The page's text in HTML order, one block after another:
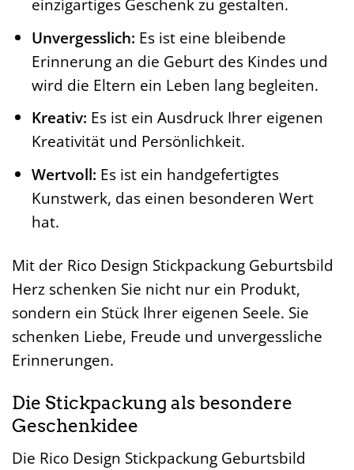
einzigartiges Geschenk zu gestalten.
Unvergesslich: Es ist eine bleibende
Erinnerung an die Geburt des Kindes und
wird die Eltern ein Leben lang begleiten.
Kreativ: Es ist ein Ausdruck Ihrer eigenen
Kreativität und Persönlichkeit.
Wertvoll: Es ist ein handgefertigtes
Kunstwerk, das einen besonderen Wert
hat.
Mit der Rico Design Stickpackung Geburtsbild
Herz schenken Sie nicht nur ein Produkt,
sondern ein Stück Ihrer eigenen Seele. Sie
schenken Liebe, Freude und unvergessliche
Erinnerungen.
Die Stickpackung als besondere
Geschenkidee
Die Rico Design Stickpackung Geburtsbild